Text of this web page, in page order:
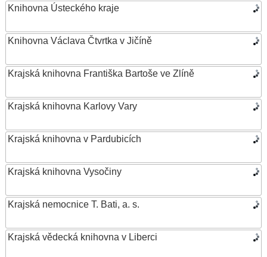
Knihovna Ústeckého kraje
Knihovna Václava Čtvrtka v Jičíně
Krajská knihovna Františka Bartoše ve Zlíně
Krajská knihovna Karlovy Vary
Krajská knihovna v Pardubicích
Krajská knihovna Vysočiny
Krajská nemocnice T. Bati, a. s.
Krajská vědecká knihovna v Liberci